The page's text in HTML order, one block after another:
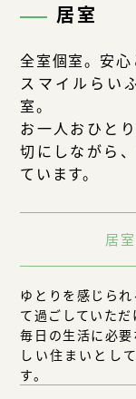
居室
全室個室。安
スマイルらい
室。
お一人おひと
切にしながら
ています。
居
ゆとりを感じら
て過ごしていただ
毎日の生活に必
しい住まいとし
す。